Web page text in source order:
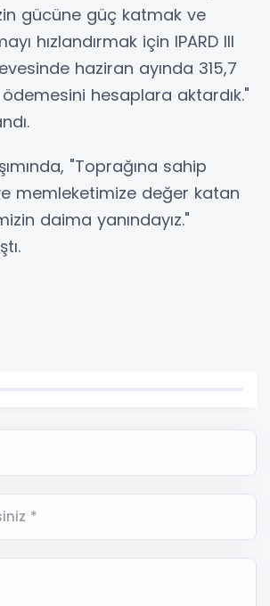
gücüne güç katmak ve
hızlandırmak için IPARD III
haziran ayında 315,7
hesaplara aktardık."
"Toprağına sahip
memleketimize değer katan
daima yanındayız."
*